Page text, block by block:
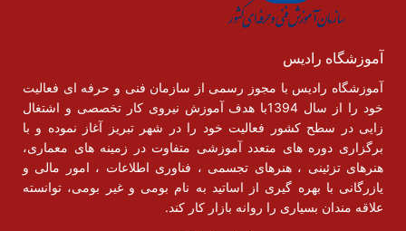
آموزشگاه رادیس
آموزشگاه رادیس با مجوز رسمی از سازمان فنی و حرفه ای فعالیت
خود را از سال 1394با هدف آموزش نیروی کار تخصصی و اشتغال
زایی در سطح کشور فعالیت خود را در شهر تبریز آغاز نموده و با
برگزاری دوره های متعدد آموزشی متفاوت در زمینه های معماری،
هنرهای تزئینی ، هنرهای تجسمی ، فناوری اطلاعات ، امور مالی و
یازرگانی با بهره گیری از اساتید به نام بومی و غیر بومی، توانسته
علاقه مندان بسیاری را روانه بازار کار کند.